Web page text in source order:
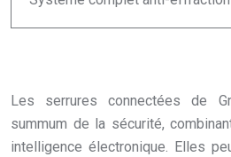
Les serrures connectées de
summum de la sécurité,
intelligence électronique. Elles